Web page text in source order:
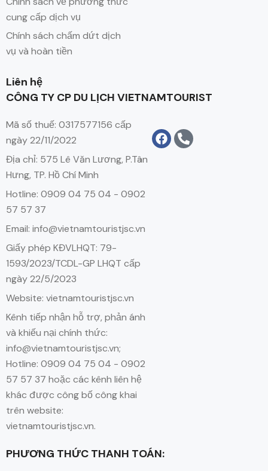
cung cấp dịch vụ
Chính sách chấm dứt dịch
vụ và hoàn tiền
Liên hệ
CÔNG TY CP DU LỊCH VIETNAMTOURIST
Mã số thuế: 0317577156 cấp
ngày 22/11/2022
Địa chỉ: 575 Lê Văn Lương, P.Tân
Hưng, TP. Hồ Chí Minh
Hotline: 0909 04 75 04 - 0902
57 57 37
Email: info@vietnamtouristjsc.vn
Giấy phép KĐVLHQT: 79-
1593/2023/TCDL-GP LHQT cấp
ngày 22/5/2023
Website: vietnamtouristjsc.vn
Kênh tiếp nhận hỗ trợ, phản ánh
và khiếu nại chính thức:
info@vietnamtouristjsc.vn;
Hotline: 0909 04 75 04 - 0902
57 57 37 hoặc các kênh liên hệ
khác được công bố công khai
trên website:
vietnamtouristjsc.vn.
PHƯƠNG THỨC THANH TOÁN: